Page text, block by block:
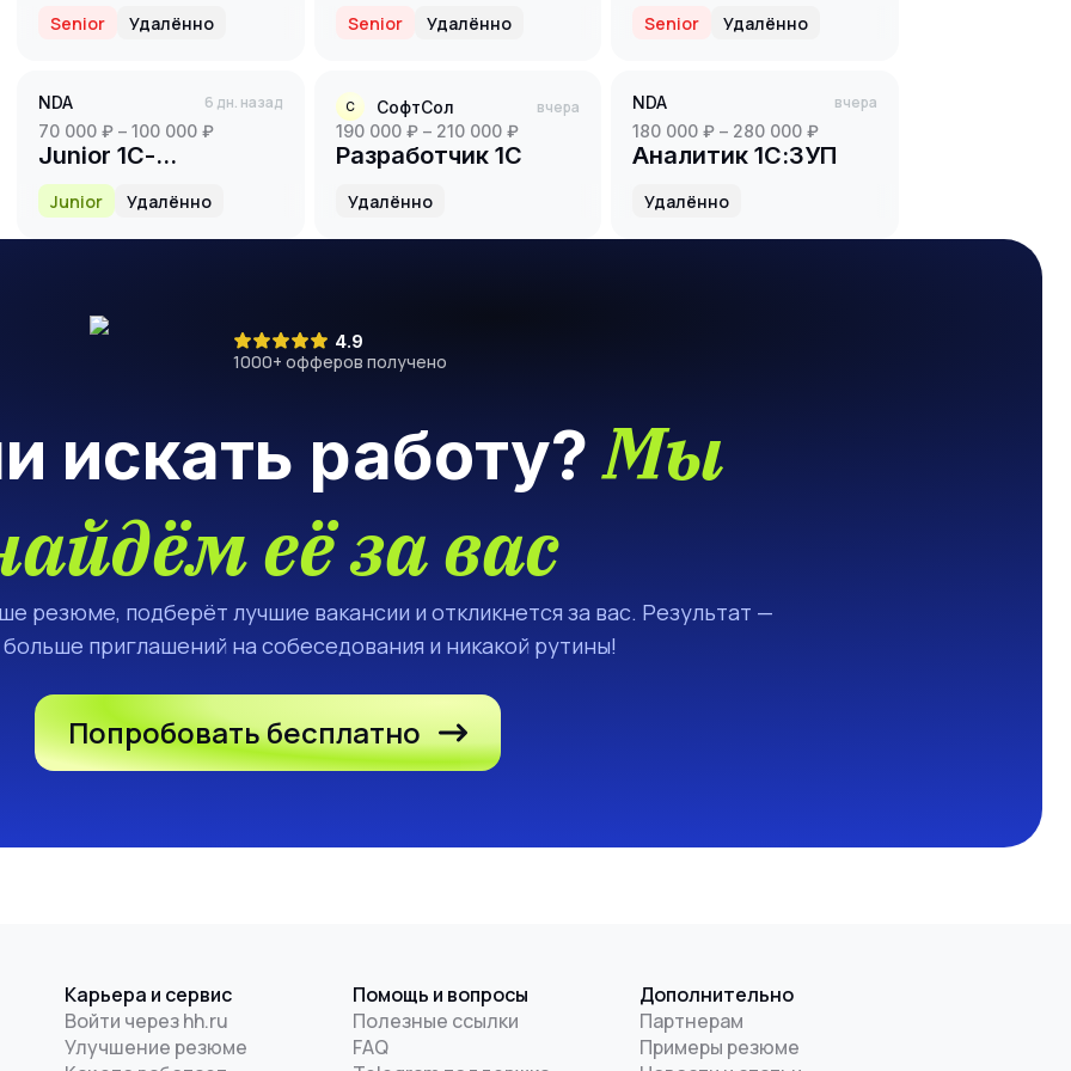
Senior Удалённо Senior Удалённо Senior Удалённо
NDA
6 дн. назад
70 000 ₽ – 100 000 ₽
Junior 1С-
разработчик
Junior Удалённо
С СофтСол
вчера
190 000 ₽ – 210 000 ₽
Разработчик 1С
Удалённо
NDA
вчера
180 000 ₽ – 280 000 ₽
Аналитик 1С:ЗУП
Удалённо
4.9
1000+ офферов получено
искать работу?Мы
её за вас
резюме, подберёт лучшие вакансии и откликнется за вас. Результат —
больше приглашений на собеседования и никакой рутины!
Попробовать бесплатно
Карьера и сервис
Войти через hh.ru
Улучшение резюме
Помощь и вопросы
Полезные ссылки
FAQ
Дополнительно
Партнерам
Примеры резюме